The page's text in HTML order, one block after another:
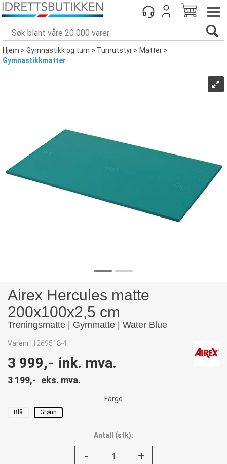
Hjem>Gymnastikk og turn>Turnutstyr>Matter>
Gymnastikkmatter
Airex Hercules matte
200x100x2,5 cm
Treningsmatte | Gymmatte | Water Blue
Varenr: 1269518-4
3 999,- ink. mva.
3 199,- eks. mva.
Farge
Blå Grønn
Antall (stk):
- +